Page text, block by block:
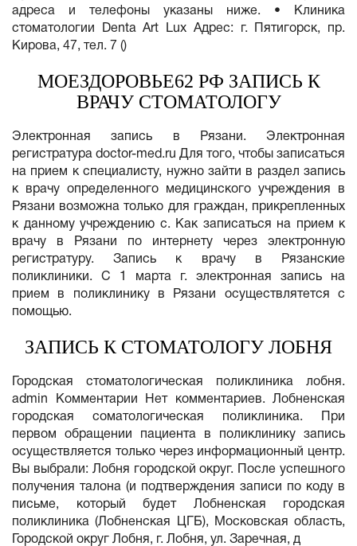
адреса и телефоны указаны ниже. • Клиника
стоматологии Denta Art Lux Адрес: г. Пятигорск, пр.
Кирова, 47, тел. 7 ()
МОЕЗДОРОВЬЕ62 РФ ЗАПИСЬ К
ВРАЧУ СТОМАТОЛОГУ
Электронная запись в Рязани. Электронная
регистратура doctor-med.ru Для того, чтобы записаться
на прием к специалисту, нужно зайти в раздел запись
к врачу определенного медицинского учреждения в
Рязани возможна только для граждан, прикрепленных
к данному учреждению с. Как записаться на прием к
врачу в Рязани по интернету через электронную
регистратуру. Запись к врачу в Рязанские
поликлиники. С 1 марта г. электронная запись на
прием в поликлинику в Рязани осуществлятется с
помощью.
ЗАПИСЬ К СТОМАТОЛОГУ ЛОБНЯ
Городская стоматологическая поликлиника лобня.
admin Комментарии Нет комментариев. Лобненская
городская соматологическая поликлиника. При
первом обращении пациента в поликлинику запись
осуществляется только через информационный центр.
Вы выбрали: Лобня городской округ. После успешного
получения талона (и подтверждения записи по коду в
письме, который будет Лобненская городская
поликлиника (Лобненская ЦГБ), Московская область,
Городской округ Лобня, г. Лобня, ул. Заречная, д